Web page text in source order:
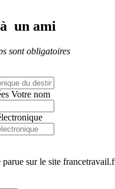
un ami
sont obligatoires
Votre nom
sur le site